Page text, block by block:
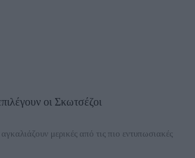
οι Σκωτσέζοι
μερικές από τις πιο εντυπωσιακές